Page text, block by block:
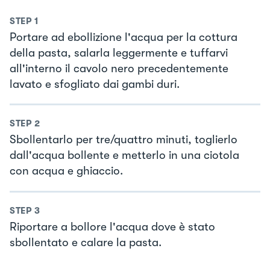
STEP 1
Portare ad ebollizione l'acqua per la cottura
della pasta, salarla leggermente e tuffarvi
all'interno il cavolo nero precedentemente
lavato e sfogliato dai gambi duri.
STEP 2
Sbollentarlo per tre/quattro minuti, toglierlo
dall'acqua bollente e metterlo in una ciotola
con acqua e ghiaccio.
STEP 3
Riportare a bollore l'acqua dove è stato
sbollentato e calare la pasta.